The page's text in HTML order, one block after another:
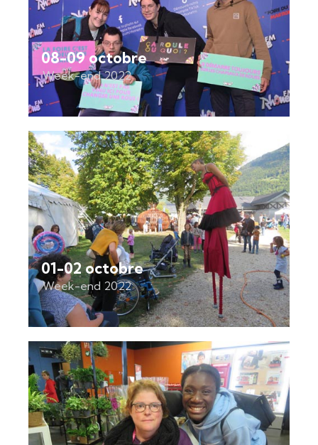
08-09 octobre
Week-end 2022
01-02 octobre
Week-end 2022